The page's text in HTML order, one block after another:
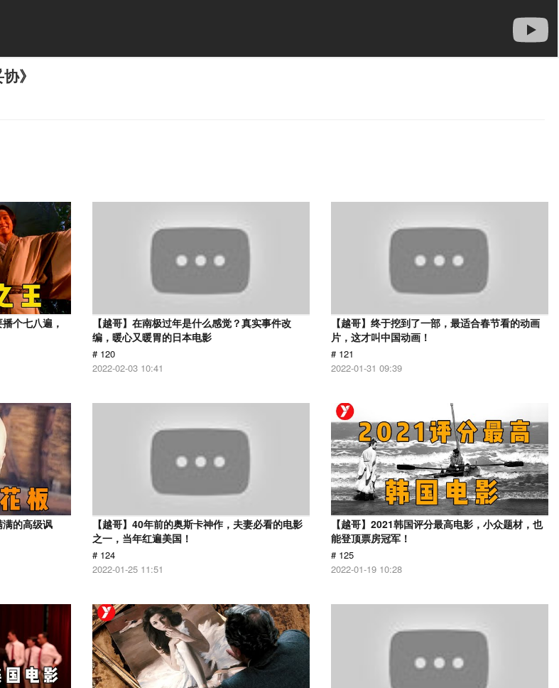
》
个七八遍，
【越哥】在南极过年是什么感觉？真实事件改
编，暖心又暖胃的日本电影
# 120
2022-02-03 10:41
【越哥】终于挖到了一部，最适合春节看的动画
片，这才叫中国动画！
# 121
2022-01-31 09:39
满的高级讽
【越哥】40年前的奥斯卡神作，夫妻必看的电影
之一，当年红遍美国！
# 124
2022-01-25 11:51
【越哥】2021韩国评分最高电影，小众题材，也
能登顶票房冠军！
# 125
2022-01-19 10:28